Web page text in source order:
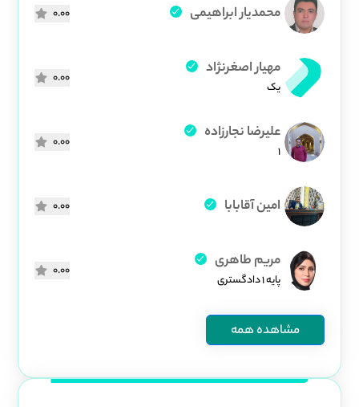
محمدیار ابراهیمی 0.00
مهیار اصغرنژاد
یک
0.00
علیرضا نجارزاده
1
0.00
امین آقابابا 0.00
مریم طاهری
پایه ۱ دادگستری
0.00
مشاهده همه